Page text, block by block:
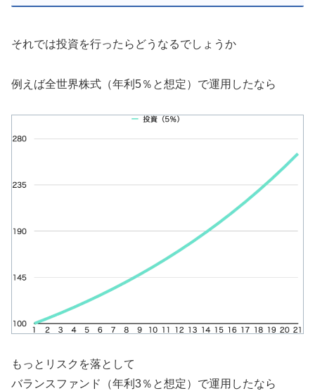
それでは投資を行ったらどうなるでしょうか
例えば全世界株式（年利5％と想定）で運用したなら
もっとリスクを落として
バランスファンド（年利3％と想定）で運用したなら